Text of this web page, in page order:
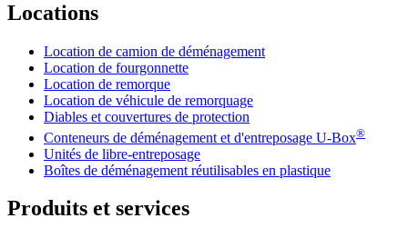
Locations
Location de camion de déménagement
Location de fourgonnette
Location de remorque
Location de véhicule de remorquage
Diables et couvertures de protection
Conteneurs de déménagement et d'entreposage U-Box®
Unités de libre-entreposage
Boîtes de déménagement réutilisables en plastique
Produits et services